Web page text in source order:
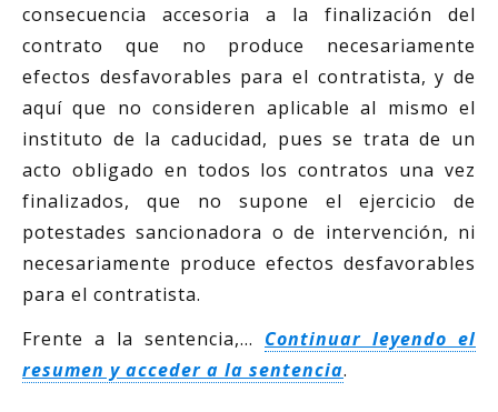
consecuencia accesoria a la finalización del
contrato que no produce necesariamente
efectos desfavorables para el contratista, y de
aquí que no consideren aplicable al mismo el
instituto de la caducidad, pues se trata de un
acto obligado en todos los contratos una vez
finalizados, que no supone el ejercicio de
potestades sancionadora o de intervención, ni
necesariamente produce efectos desfavorables
para el contratista.
Frente a la sentencia,… Continuar leyendo el
resumen y acceder a la sentencia.